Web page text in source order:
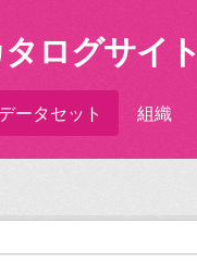
ログサイト
データセット 組織